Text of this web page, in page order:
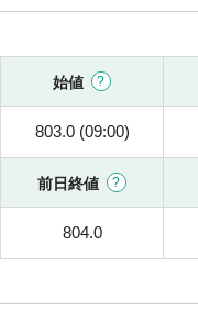
始値
803.0 (09:00)
前日終値
804.0